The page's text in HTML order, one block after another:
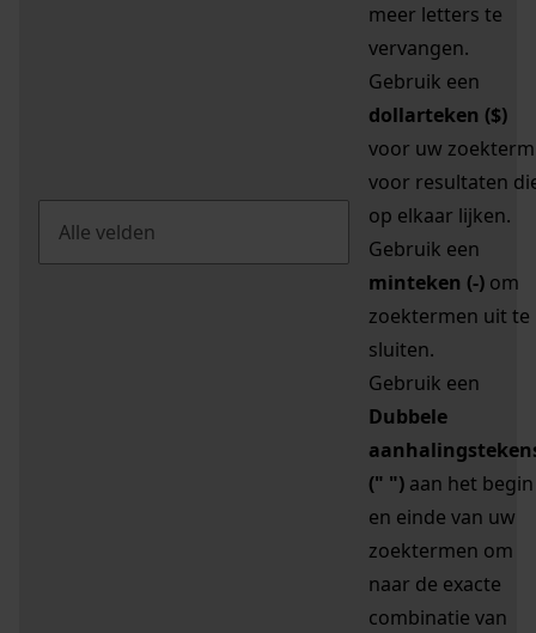
meer letters te
vervangen.
Gebruik een
dollarteken ($)
voor uw zoekterm
voor resultaten
op elkaar lijken.
Gebruik een
minteken (-) om
zoektermen uit te
sluiten.
Gebruik een
Dubbele
(" ") aan het begin
en einde van uw
zoektermen om
naar de exacte
combinatie van